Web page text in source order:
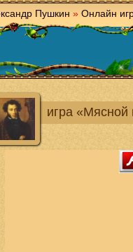
Пушкин » Онлайн
игра «Мясной